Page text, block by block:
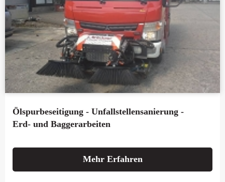
Ölspurbeseitigung - Unfallstellensanierung -
Erd- und Baggerarbeiten
Mehr Erfahren